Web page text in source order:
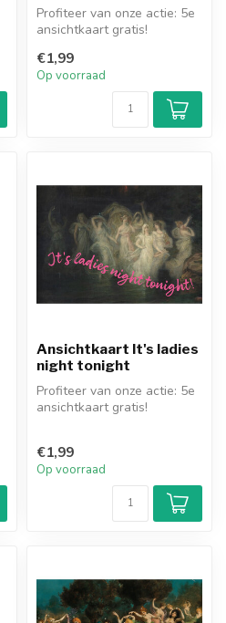
Profiteer van onze actie: 5e
ansichtkaart gratis!
€1,99
Op voorraad
Ansichtkaart It's ladies
night tonight
Profiteer van onze actie: 5e
ansichtkaart gratis!
€1,99
Op voorraad